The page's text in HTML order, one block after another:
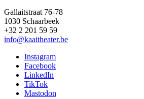
Gallaitstraat 76-78
1030 Schaarbeek
+32 2 201 59 59
info@kaaitheater.be
Instagram
Facebook
LinkedIn
TikTok
Mastodon